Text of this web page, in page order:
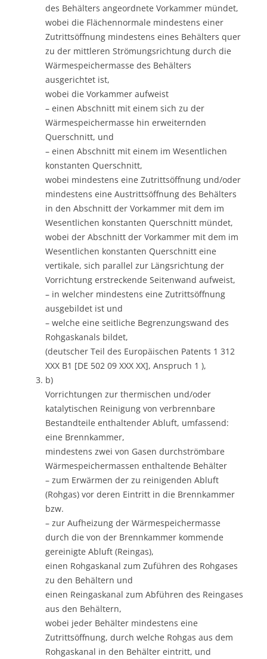
des Behälters angeordnete Vorkammer mündet,
wobei die Flächennormale mindestens einer
Zutrittsöffnung mindestens eines Behälters quer
zu der mittleren Strömungsrichtung durch die
Wärmespeichermasse des Behälters
ausgerichtet ist,
wobei die Vorkammer aufweist
– einen Abschnitt mit einem sich zu der
Wärmespeichermasse hin erweiternden
Querschnitt, und
– einen Abschnitt mit einem im Wesentlichen
konstanten Querschnitt,
wobei mindestens eine Zutrittsöffnung und/oder
mindestens eine Austrittsöffnung des Behälters
in den Abschnitt der Vorkammer mit dem im
Wesentlichen konstanten Querschnitt mündet,
wobei der Abschnitt der Vorkammer mit dem im
Wesentlichen konstanten Querschnitt eine
vertikale, sich parallel zur Längsrichtung der
Vorrichtung erstreckende Seitenwand aufweist,
– in welcher mindestens eine Zutrittsöffnung
ausgebildet ist und
– welche eine seitliche Begrenzungswand des
Rohgaskanals bildet,
(deutscher Teil des Europäischen Patents 1 312
XXX B1 [DE 502 09 XXX XX], Anspruch 1 ),
b)
Vorrichtungen zur thermischen und/oder
katalytischen Reinigung von verbrennbare
Bestandteile enthaltender Abluft, umfassend:
eine Brennkammer,
mindestens zwei von Gasen durchströmbare
Wärmespeichermassen enthaltende Behälter
– zum Erwärmen der zu reinigenden Abluft
(Rohgas) vor deren Eintritt in die Brennkammer
bzw.
– zur Aufheizung der Wärmespeichermasse
durch die von der Brennkammer kommende
gereinigte Abluft (Reingas),
einen Rohgaskanal zum Zuführen des Rohgases
zu den Behältern und
einen Reingaskanal zum Abführen des Reingases
aus den Behältern,
wobei jeder Behälter mindestens eine
Zutrittsöffnung, durch welche Rohgas aus dem
Rohgaskanal in den Behälter eintritt, und